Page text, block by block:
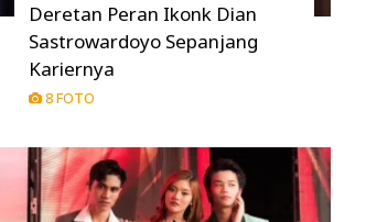
Deretan Peran Ikonk Dian
Sastrowardoyo Sepanjang
Kariernya
8 FOTO